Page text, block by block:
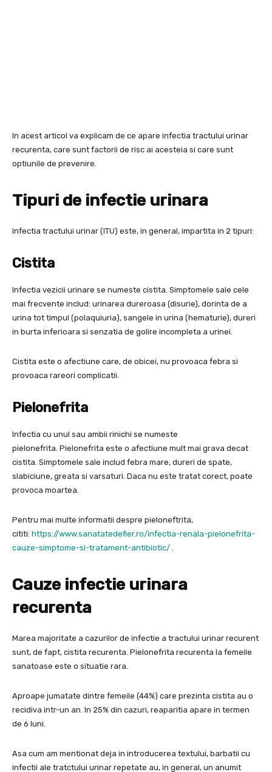
In acest articol va explicam de ce apare infectia tractului urinar
recurenta, care sunt factorii de risc ai acesteia si care sunt
optiunile de prevenire.
Tipuri de infectie urinara
Infectia tractului urinar (ITU) este, in general, impartita in 2 tipuri:
Cistita
Infectia vezicii urinare se numeste cistita. Simptomele sale cele
mai frecvente includ: urinarea dureroasa (disurie), dorinta de a
urina tot timpul (polaquiuria), sangele in urina (hematurie), dureri
in burta inferioara si senzatia de golire incompleta a urinei.
Cistita este o afectiune care, de obicei, nu provoaca febra si
provoaca rareori complicatii.
Pielonefrita
Infectia cu unul sau ambii rinichi se numeste
pielonefrita. Pielonefrita este o afectiune mult mai grava decat
cistita. Simptomele sale includ febra mare, dureri de spate,
slabiciune, greata si varsaturi. Daca nu este tratat corect, poate
provoca moartea.
Pentru mai multe informatii despre pieloneftrita,
cititi: https://www.sanatatedefier.ro/infectia-renala-pielonefrita-
cauze-simptome-si-tratament-antibiotic/
Cauze infectie urinara
recurenta
Marea majoritate a cazurilor de infectie a tractului urinar recurent
sunt, de fapt, cistita recurenta. Pielonefrita recurenta la femeile
sanatoase este o situatie rara.
Aproape jumatate dintre femeile (44%) care prezinta cistita au o
recidiva intr-un an. In 25% din cazuri, reaparitia apare in termen
de 6 luni.
Asa cum am mentionat deja in introducerea textului, barbatii cu
infectii ale tratctului urinar repetate au, in general, un anumit